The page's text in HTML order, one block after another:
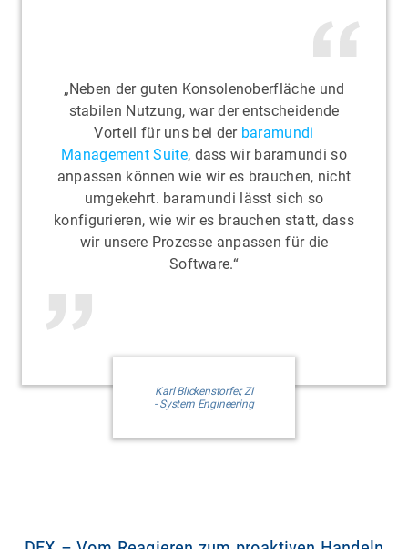
„Neben der guten Konsolenoberfläche und
stabilen Nutzung, war der entscheidende
Vorteil für uns bei der baramundi
Management Suite, dass wir baramundi so
anpassen können wie wir es brauchen, nicht
umgekehrt. baramundi lässt sich so
konfigurieren, wie wir es brauchen statt, dass
wir unsere Prozesse anpassen für die
Software.“
Karl Blickenstorfer, ZI
- System Engineering